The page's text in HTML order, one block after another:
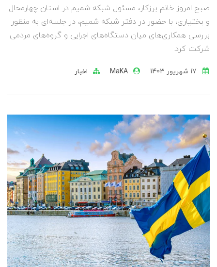
صبح امروز خانم برزکار، مسئول شبکه شمیم در استان چهارمحال
و بختیاری، با حضور در دفتر شبکه شمیم، در جلسه‌ای به منظور
بررسی همکاری‌های میان دستگاه‌های اجرایی و گروه‌های مردمی
شرکت کرد.
MaKA اخبار